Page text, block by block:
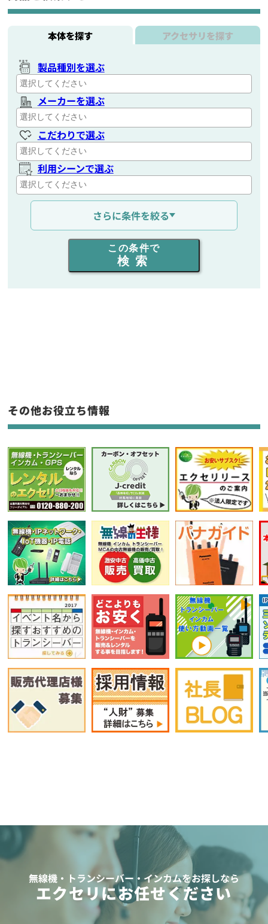
本体を探す アクセサリを探す
製品種別を選ぶ
メーカーを選ぶ
こだわりで選ぶ
利用シーンで選ぶ
通信距離を選ぶ
出力を選ぶ
同時通話人数を選ぶ
フリーワード入力(製品名等)
選択条件をリセット
さらに条件を絞る
この条件で
検索
その他お役立ち情報
無線機・トランシーバー・インカムをお探しなら
エクセリにお任せください